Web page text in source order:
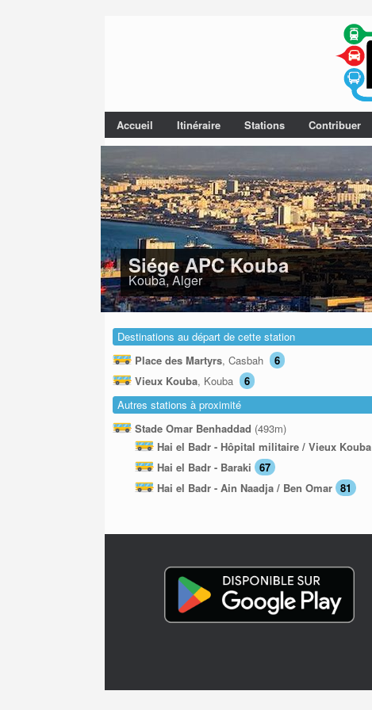
Accueil Itinéraire Stations Contribuer
Siége APC Kouba
Kouba, Alger
Destinations au départ de cette station
Place des Martyrs, Casbah
6
Vieux Kouba, Kouba
6
Autres stations à proximité
Stade Omar Benhaddad (493m)
Hai el Badr - Hôpital militaire / Vieux Kouba
Hai el Badr - Baraki 67
Hai el Badr - Ain Naadja / Ben Omar 81